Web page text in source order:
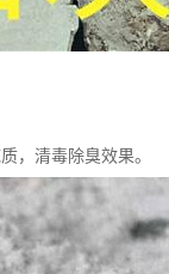
，清毒除臭效果。